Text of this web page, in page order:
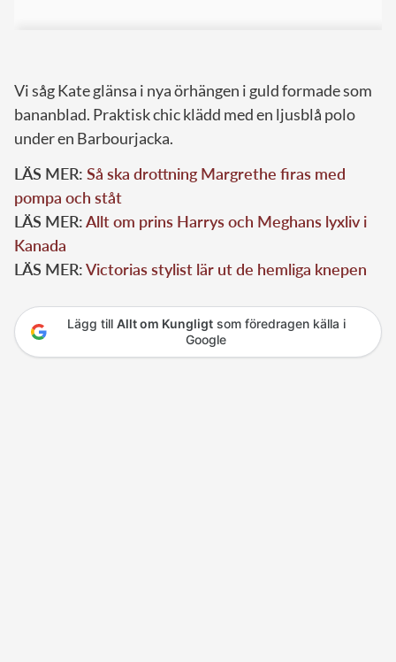
Vi såg Kate glänsa i nya örhängen i guld formade som
bananblad. Praktisk chic klädd med en ljusblå polo
under en Barbourjacka.
LÄS MER: Så ska drottning Margrethe firas med
pompa och ståt
LÄS MER:Allt om prins Harrys och Meghans lyxliv i
Kanada
LÄS MER:Victorias stylist lär ut de hemliga knepen
Lägg till Allt om Kungligtsom föredragen källa i
Google